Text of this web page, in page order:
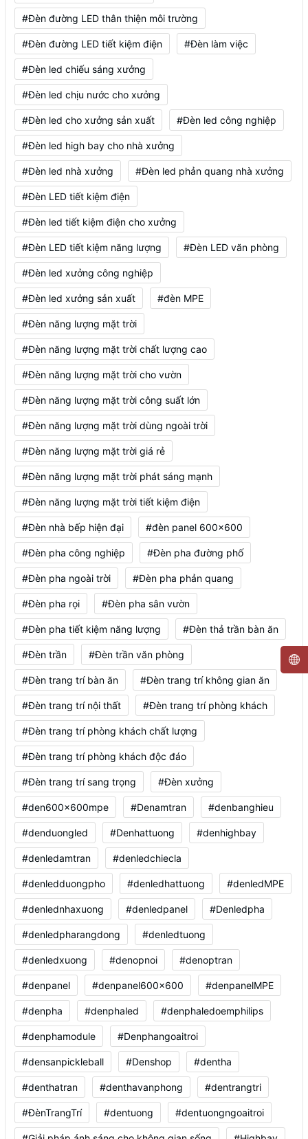
#Đèn đường LED thân thiện môi trường
#Đèn đường LED tiết kiệm điện #Đèn làm việc
#Đèn led chiếu sáng xưởng
#Đèn led chịu nước cho xưởng
#Đèn led cho xưởng sản xuất #Đèn led công nghiệp
#Đèn led high bay cho nhà xưởng
#Đèn led nhà xưởng #Đèn led phản quang nhà xưởng
#Đèn LED tiết kiệm điện
#Đèn led tiết kiệm điện cho xưởng
#Đèn LED tiết kiệm năng lượng #Đèn LED văn phòng
#Đèn led xưởng công nghiệp
#Đèn led xưởng sản xuất #đèn MPE
#Đèn năng lượng mặt trời
#Đèn năng lượng mặt trời chất lượng cao
#Đèn năng lượng mặt trời cho vườn
#Đèn năng lượng mặt trời công suất lớn
#Đèn năng lượng mặt trời dùng ngoài trời
#Đèn năng lượng mặt trời giá rẻ
#Đèn năng lượng mặt trời phát sáng mạnh
#Đèn năng lượng mặt trời tiết kiệm điện
#Đèn nhà bếp hiện đại #đèn panel 600x600
#Đèn pha công nghiệp #Đèn pha đường phố
#Đèn pha ngoài trời #Đèn pha phản quang
#Đèn pha rọi #Đèn pha sân vườn
#Đèn pha tiết kiệm năng lượng #Đèn thả trần bàn ăn
#Đèn trần #Đèn trần văn phòng
#Đèn trang trí bàn ăn #Đèn trang trí không gian ăn
#Đèn trang trí nội thất #Đèn trang trí phòng khách
#Đèn trang trí phòng khách chất lượng
#Đèn trang trí phòng khách độc đáo
#Đèn trang trí sang trọng #Đèn xưởng
#den600x600mpe #Denamtran #denbanghieu
#denduongled #Denhattuong #denhighbay
#denledamtran #denledchiecla
#denledduongpho #denledhattuong #denledMPE
#denlednhaxuong #denledpanel #Denledpha
#denledpharangdong #denledtuong
#denledxuong #denopnoi #denoptran
#denpanel #denpanel600x600 #denpanelMPE
#denpha #denphaled #denphaledoemphilips
#denphamodule #Denphangoaitroi
#densanpickleball #Denshop #dentha
#denthatran #denthavanphong #dentrangtri
#ĐènTrangTrí #dentuong #dentuongngoaitroi